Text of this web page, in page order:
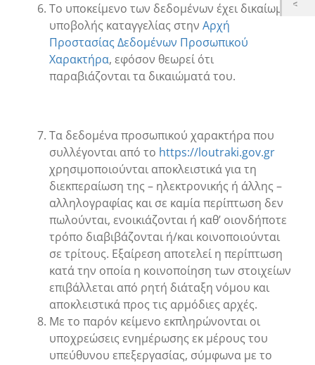
Το υποκείμενο των δεδομένων έχει δικαίωμα
υποβολής καταγγελίας στην Αρχή
Προστασίας Δεδομένων Προσωπικού
Χαρακτήρα, εφόσον θεωρεί ότι
παραβιάζονται τα δικαιώματά του.
Τα δεδομένα προσωπικού χαρακτήρα που
συλλέγονται από το https://loutraki.gov.gr
χρησιμοποιούνται αποκλειστικά για τη
διεκπεραίωση της – ηλεκτρονικής ή άλλης –
αλληλογραφίας και σε καμία περίπτωση δεν
πωλούνται, ενοικιάζονται ή καθ’ οιονδήποτε
τρόπο διαβιβάζονται ή/και κοινοποιούνται
σε τρίτους. Εξαίρεση αποτελεί η περίπτωση
κατά την οποία η κοινοποίηση των στοιχείων
επιβάλλεται από ρητή διάταξη νόμου και
αποκλειστικά προς τις αρμόδιες αρχές.
Με το παρόν κείμενο εκπληρώνονται οι
υποχρεώσεις ενημέρωσης εκ μέρους του
υπεύθυνου επεξεργασίας, σύμφωνα με το